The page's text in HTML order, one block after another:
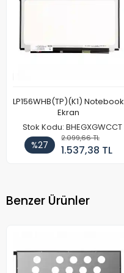
LP156WHB(TP)(K1) Notebook
Ekran
Stok Kodu: BHEGXGWCCT
%27
2.099,66 TL
1.537,38 TL
Benzer Ürünler